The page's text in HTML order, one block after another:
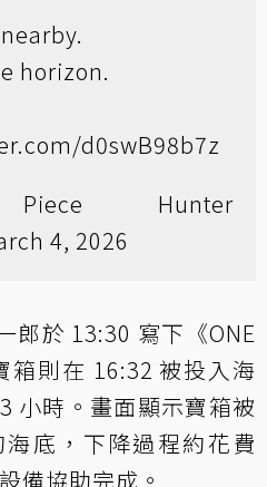
horizon.
d0swB98b7z
Hunter
4, 2026
郎於 13:30 寫下《ONE
箱則在 16:32 被投入海
小時。畫面顯示寶箱被
底，下降過程約花費
備協助完成。